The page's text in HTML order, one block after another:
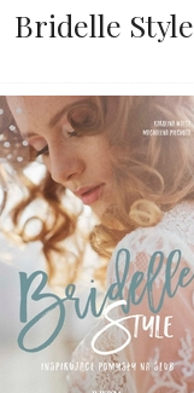
Bridelle Style